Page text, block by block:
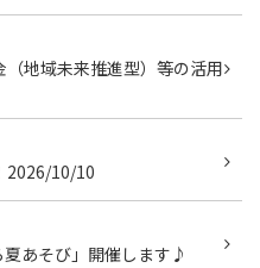
地域未来推進型）等の活用
2026/10/10
あそび」開催します♪